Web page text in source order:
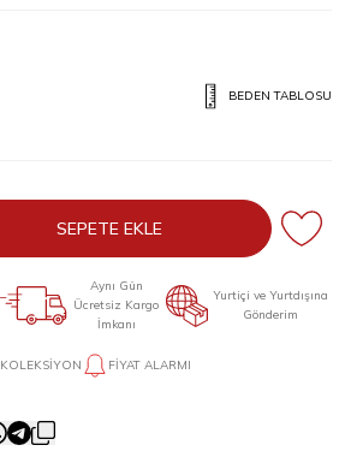
BEDEN TABLOSU
SEPETE EKLE
Aynı Gün
Ücretsiz Kargo
İmkanı
Yurtiçi ve Yurtdışına
Gönderim
KOLEKSIYON FIYAT ALARMI